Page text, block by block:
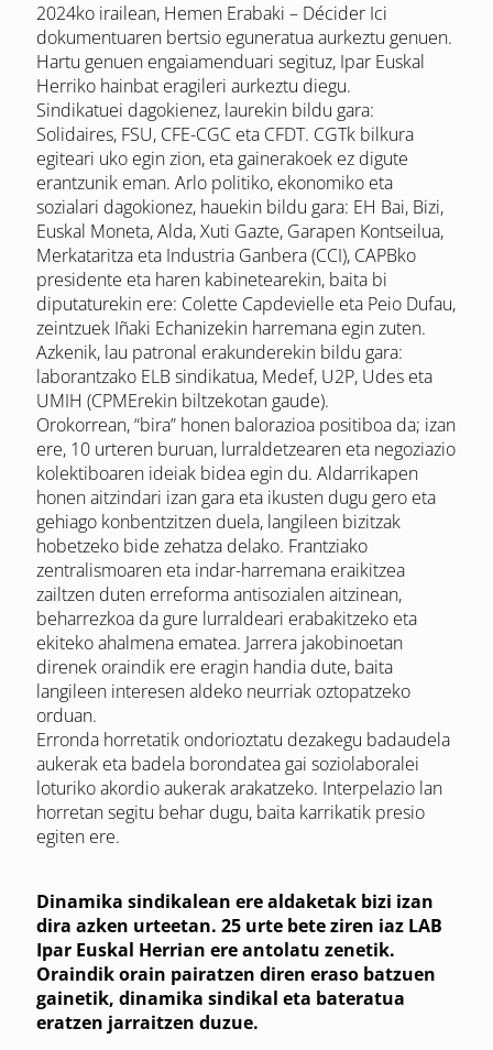
2024ko irailean, Hemen Erabaki – Décider Ici
dokumentuaren bertsio eguneratua aurkeztu genuen.
Hartu genuen engaiamenduari segituz, Ipar Euskal
Herriko hainbat eragileri aurkeztu diegu.
Sindikatuei dagokienez, laurekin bildu gara:
Solidaires, FSU, CFE-CGC eta CFDT. CGTk bilkura
egiteari uko egin zion, eta gainerakoek ez digute
erantzunik eman. Arlo politiko, ekonomiko eta
sozialari dagokionez, hauekin bildu gara: EH Bai, Bizi,
Euskal Moneta, Alda, Xuti Gazte, Garapen Kontseilua,
Merkataritza eta Industria Ganbera (CCI), CAPBko
presidente eta haren kabinetearekin, baita bi
diputaturekin ere: Colette Capdevielle eta Peio Dufau,
zeintzuek Iñaki Echanizekin harremana egin zuten.
Azkenik, lau patronal erakunderekin bildu gara:
laborantzako ELB sindikatua, Medef, U2P, Udes eta
UMIH (CPMErekin biltzekotan gaude).
Orokorrean, “bira” honen balorazioa positiboa da; izan
ere, 10 urteren buruan, lurraldetzearen eta negoziazio
kolektiboaren ideiak bidea egin du. Aldarrikapen
honen aitzindari izan gara eta ikusten dugu gero eta
gehiago konbentzitzen duela, langileen bizitzak
hobetzeko bide zehatza delako. Frantziako
zentralismoaren eta indar-harremana eraikitzea
zailtzen duten erreforma antisozialen aitzinean,
beharrezkoa da gure lurraldeari erabakitzeko eta
ekiteko ahalmena ematea. Jarrera jakobinoetan
direnek oraindik ere eragin handia dute, baita
langileen interesen aldeko neurriak oztopatzeko
orduan.
Erronda horretatik ondorioztatu dezakegu badaudela
aukerak eta badela borondatea gai soziolaboralei
loturiko akordio aukerak arakatzeko. Interpelazio lan
horretan segitu behar dugu, baita karrikatik presio
egiten ere.
Dinamika sindikalean ere aldaketak bizi izan
dira azken urteetan. 25 urte bete ziren iaz LAB
Ipar Euskal Herrian ere antolatu zenetik.
Oraindik orain pairatzen diren eraso batzuen
gainetik, dinamika sindikal eta bateratua
eratzen jarraitzen duzue.